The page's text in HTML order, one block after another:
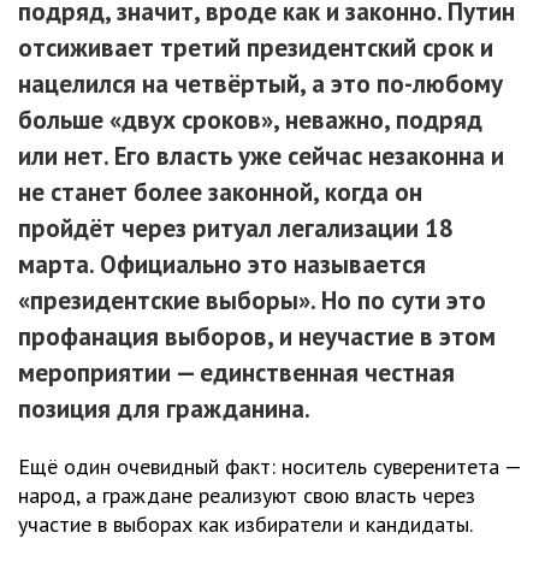
подряд, значит, вроде как и законно. Путин
отсиживает третий президентский срок и
нацелился на четвёртый, а это по-любому
больше «двух сроков», неважно, подряд
или нет. Его власть уже сейчас незаконна и
не станет более законной, когда он
пройдёт через ритуал легализации 18
марта. Официально это называется
«президентские выборы». Но по сути это
профанация выборов, и неучастие в этом
мероприятии — единственная честная
позиция для гражданина.
Ещё один очевидный факт: носитель суверенитета —
народ, а граждане реализуют свою власть через
участие в выборах как избиратели и кандидаты.